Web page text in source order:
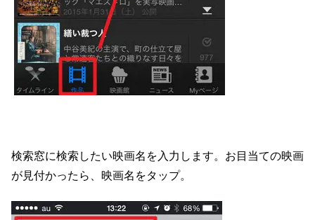
検索窓に検索したい映画名を入力します。お目当ての映画
が見付かったら、映画名をタップ。